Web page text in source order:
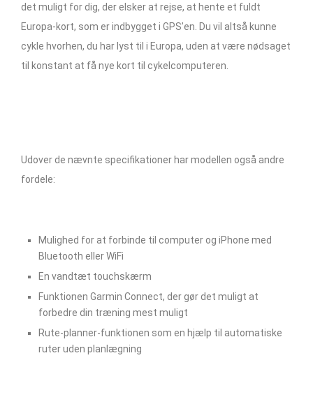
det muligt for dig, der elsker at rejse, at hente et fuldt
Europa-kort, som er indbygget i GPS’en. Du vil altså kunne
cykle hvorhen, du har lyst til i Europa, uden at være nødsaget
til konstant at få nye kort til cykelcomputeren.
Udover de nævnte specifikationer har modellen også andre
fordele:
Mulighed for at forbinde til computer og iPhone med
Bluetooth eller WiFi
En vandtæt touchskærm
Funktionen Garmin Connect, der gør det muligt at
forbedre din træning mest muligt
Rute-planner-funktionen som en hjælp til automatiske
ruter uden planlægning